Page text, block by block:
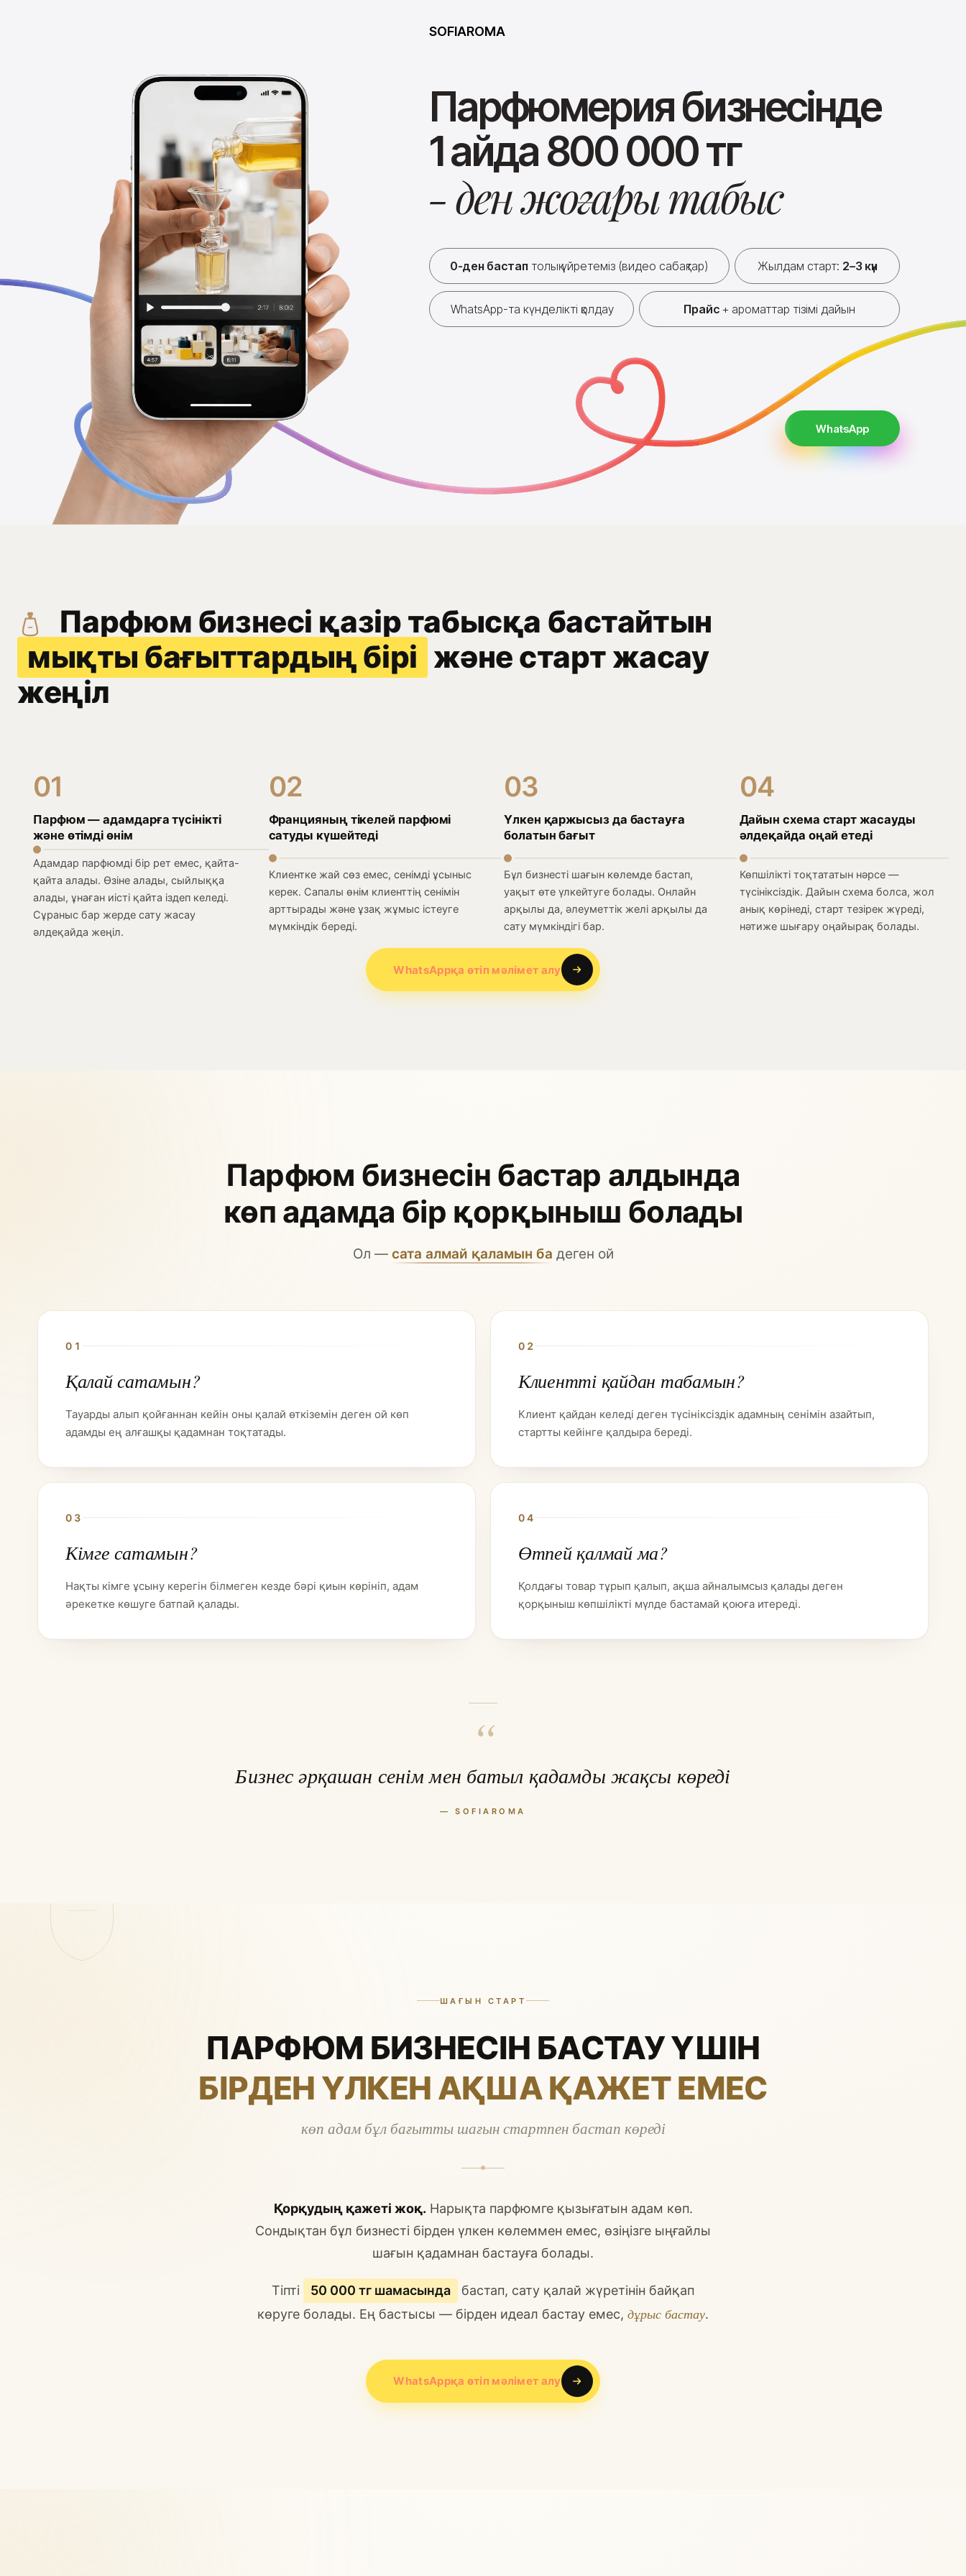
Парфюмерия бизнесінде
1 айда 800 000 тг
SOFIAROMA
0-ден бастап толық үйретеміз (видео сабақтар) Жылдам старт: 2–3 күн
WhatsApp-та күнделікті қолдау Прайс + ароматтар тізімі дайын
WhatsApp
Парфюм бизнесі қазір табысқа бастайтын
мықты бағыттардың бірі және старт жасау
жеңіл
01
Парфюм — адамдарға түсінікті
және өтімді өнім
Адамдар парфюмді бір рет емес, қайта-
қайта алады. Өзіне алады, сыйлыққа
алады, ұнаған иісті қайта іздеп келеді.
Сұраныс бар жерде сату жасау
әлдеқайда жеңіл.
02
Францияның тікелей парфюмі
сатуды күшейтеді
Клиентке жай сөз емес, сенімді ұсыныс
керек. Сапалы өнім клиенттің сенімін
арттырады және ұзақ жұмыс істеуге
мүмкіндік береді.
03
Үлкен қаржысыз да бастауға
болатын бағыт
Бұл бизнесті шағын көлемде бастап,
уақыт өте үлкейтуге болады. Онлайн
арқылы да, әлеуметтік желі арқылы да
сату мүмкіндігі бар.
04
Дайын схема старт жасауды
әлдеқайда оңай етеді
Көпшілікті тоқтататын нәрсе —
түсініксіздік. Дайын схема болса, жол
анық көрінеді, старт тезірек жүреді,
нәтиже шығару оңайырақ болады.
WhatsAppқа өтіп мәлімет алу
Парфюм бизнесін бастар алдында
көп адамда бір қорқыныш болады
Ол — сата алмай қаламын ба деген ой
01
Қалай сатамын?
Тауарды алып қойғаннан кейін оны қалай өткіземін деген ой көп
адамды ең алғашқы қадамнан тоқтатады.
02
Клиентті қайдан табамын?
Клиент қайдан келеді деген түсініксіздік адамның сенімін азайтып,
стартты кейінге қалдыра береді.
03
Кімге сатамын?
Нақты кімге ұсыну керегін білмеген кезде бәрі қиын көрініп, адам
әрекетке көшуге батпай қалады.
04
Өтпей қалмай ма?
Қолдағы товар тұрып қалып, ақша айналымсыз қалады деген
қорқыныш көпшілікті мүлде бастамай қоюға итереді.
“
Бизнес әрқашан сенім мен батыл қадамды жақсы көреді
— SOFIAROMA
ШАҒЫН СТАРТ
ПАРФЮМ БИЗНЕСІН БАСТАУ ҮШІН
БІРДЕН ҮЛКЕН АҚША ҚАЖЕТ ЕМЕС
көп адам бұл бағытты шағын стартпен бастап көреді
Қорқудың қажеті жоқ. Нарықта парфюмге қызығатын адам көп.
Сондықтан бұл бизнесті бірден үлкен көлеммен емес, өзіңізге ыңғайлы
шағын қадамнан бастауға болады.
Тіпті 50 000 тг шамасында
бастап, сату қалай жүретінін байқап
көруге болады. Ең бастысы — бірден идеал бастау емес, дұрыс бастау.
WhatsAppқа өтіп мәлімет алу